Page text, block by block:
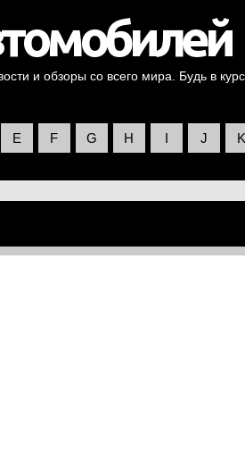
и обзоры со всего мира. Будь в
E F G H I J K